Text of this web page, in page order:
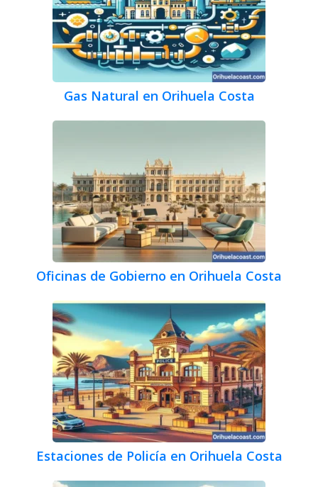
Gas Natural en Orihuela Costa
Oficinas de Gobierno en Orihuela Costa
Estaciones de Policía en Orihuela Costa